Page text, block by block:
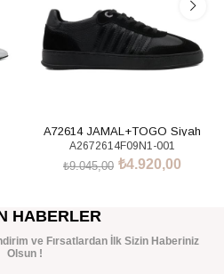
A72614 JAMAL+TOGO Siyah
Sneakers Ayakkabı
A2672614F09N1-001
₺4.920,00
₺9.045,00
HABERLER
ve Fırsatlardan İlk Sizin Haberiniz
Olsun !